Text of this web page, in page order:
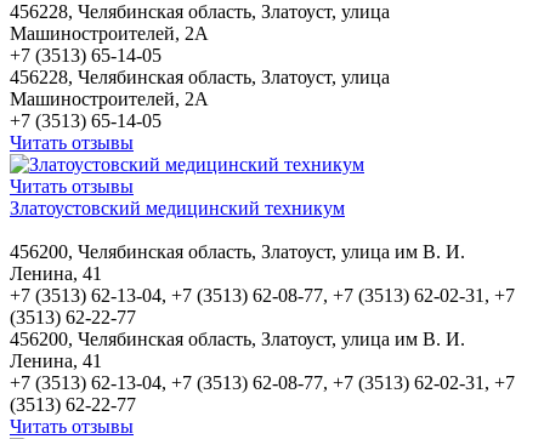
456228, Челябинская область, Златоуст, улица
Машиностроителей, 2А
+7 (3513) 65-14-05
456228, Челябинская область, Златоуст, улица
Машиностроителей, 2А
+7 (3513) 65-14-05
Читать отзывы
Читать отзывы
Златоустовский медицинский техникум
456200, Челябинская область, Златоуст, улица им В. И.
Ленина, 41
+7 (3513) 62-13-04, +7 (3513) 62-08-77, +7 (3513) 62-02-31, +7
(3513) 62-22-77
456200, Челябинская область, Златоуст, улица им В. И.
Ленина, 41
+7 (3513) 62-13-04, +7 (3513) 62-08-77, +7 (3513) 62-02-31, +7
(3513) 62-22-77
Читать отзывы